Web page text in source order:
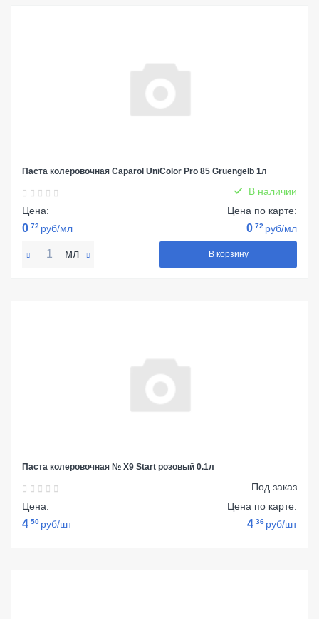
Паста колеровочная Caparol UniColor Pro 85 Gruengelb 1л
В наличии
Цена:
0 72 руб/мл
Цена по карте:
0 72 руб/мл
мл В корзину
Паста колеровочная № Х9 Start розовый 0.1л
Под заказ
Цена:
4 50 руб/шт
Цена по карте:
4 36 руб/шт